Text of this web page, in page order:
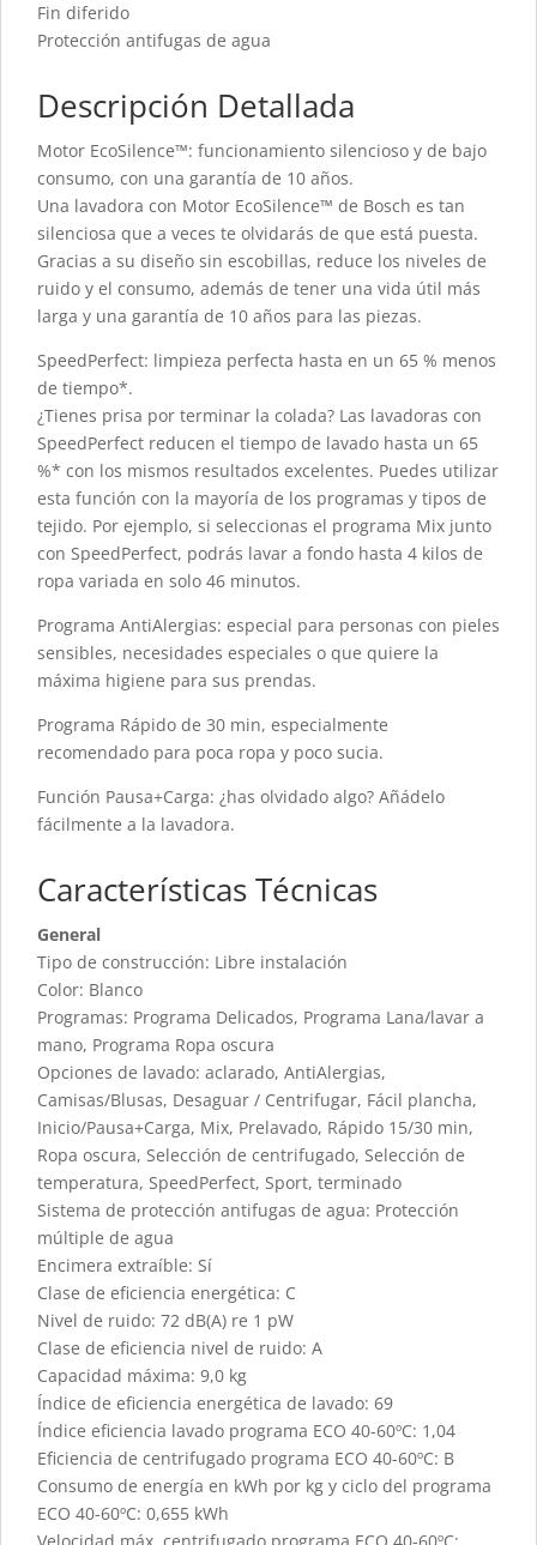
Fin diferido
Protección antifugas de agua
Descripción Detallada
Motor EcoSilence™: funcionamiento silencioso y de bajo
consumo, con una garantía de 10 años.
Una lavadora con Motor EcoSilence™ de Bosch es tan
silenciosa que a veces te olvidarás de que está puesta.
Gracias a su diseño sin escobillas, reduce los niveles de
ruido y el consumo, además de tener una vida útil más
larga y una garantía de 10 años para las piezas.
SpeedPerfect: limpieza perfecta hasta en un 65 % menos
de tiempo*.
¿Tienes prisa por terminar la colada? Las lavadoras con
SpeedPerfect reducen el tiempo de lavado hasta un 65
%* con los mismos resultados excelentes. Puedes utilizar
esta función con la mayoría de los programas y tipos de
tejido. Por ejemplo, si seleccionas el programa Mix junto
con SpeedPerfect, podrás lavar a fondo hasta 4 kilos de
ropa variada en solo 46 minutos.
Programa AntiAlergias: especial para personas con pieles
sensibles, necesidades especiales o que quiere la
máxima higiene para sus prendas.
Programa Rápido de 30 min, especialmente
recomendado para poca ropa y poco sucia.
Función Pausa+Carga: ¿has olvidado algo? Añádelo
fácilmente a la lavadora.
Características Técnicas
General
Tipo de construcción: Libre instalación
Color: Blanco
Programas: Programa Delicados, Programa Lana/lavar a
mano, Programa Ropa oscura
Opciones de lavado: aclarado, AntiAlergias,
Camisas/Blusas, Desaguar / Centrifugar, Fácil plancha,
Inicio/Pausa+Carga, Mix, Prelavado, Rápido 15/30 min,
Ropa oscura, Selección de centrifugado, Selección de
temperatura, SpeedPerfect, Sport, terminado
Sistema de protección antifugas de agua: Protección
múltiple de agua
Encimera extraíble: Sí
Clase de eficiencia energética: C
Nivel de ruido: 72 dB(A) re 1 pW
Clase de eficiencia nivel de ruido: A
Capacidad máxima: 9,0 kg
Índice de eficiencia energética de lavado: 69
Índice eficiencia lavado programa ECO 40-60ºC: 1,04
Eficiencia de centrifugado programa ECO 40-60ºC: B
Consumo de energía en kWh por kg y ciclo del programa
ECO 40-60ºC: 0,655 kWh